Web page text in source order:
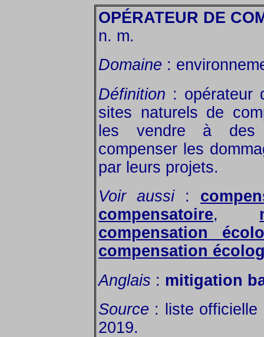
OPÉRATEUR DE
n. m.
Domaine :
Définition : opérateur
sites naturels de
les vendre à des
compenser les
par leurs projets.
Voir aussi:
compensatoire,
compensation
compensation
Anglais : mitigation
Source : liste officielle
2019.